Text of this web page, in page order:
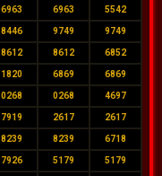
6963 6963 5542
8446 9749 9749
8612 8612 6852
1820 6869 6869
0268 0268 4697
7919 2617 2617
8239 8239 6718
7926 5179 5179